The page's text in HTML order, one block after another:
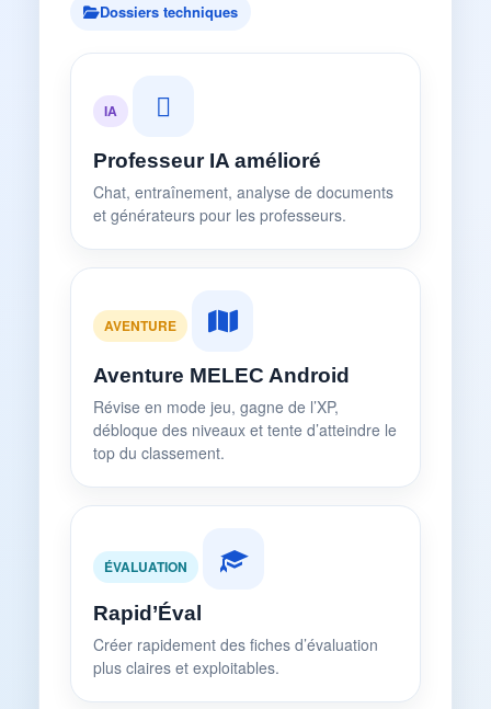
Dossiers techniques
IA
Professeur IA amélioré
Chat, entraînement, analyse de documents
et générateurs pour les professeurs.
AVENTURE
Aventure MELEC Android
Révise en mode jeu, gagne de l’XP,
débloque des niveaux et tente d’atteindre le
top du classement.
ÉVALUATION
Rapid’Éval
Créer rapidement des fiches d’évaluation
plus claires et exploitables.